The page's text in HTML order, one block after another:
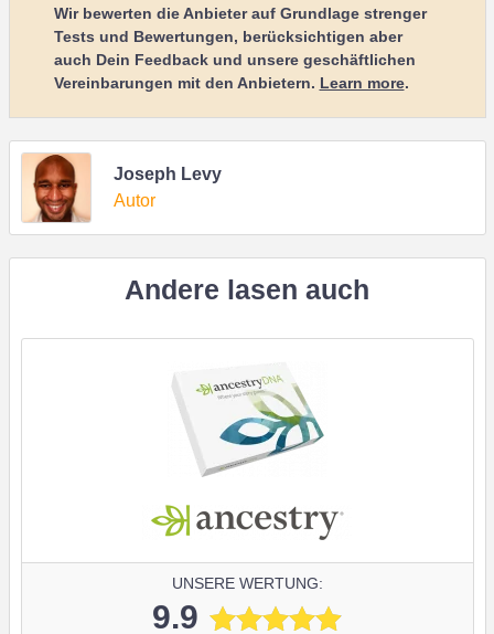
Wir bewerten die Anbieter auf Grundlage strenger
Tests und Bewertungen, berücksichtigen aber
auch Dein Feedback und unsere geschäftlichen
Vereinbarungen mit den Anbietern. Learn more.
Joseph Levy
Autor
Andere lasen auch
UNSERE WERTUNG:
9.9